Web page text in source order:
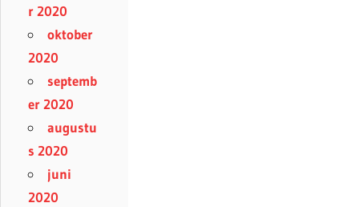
r 2020
oktober
2020
septemb
er 2020
augustu
s 2020
juni
2020